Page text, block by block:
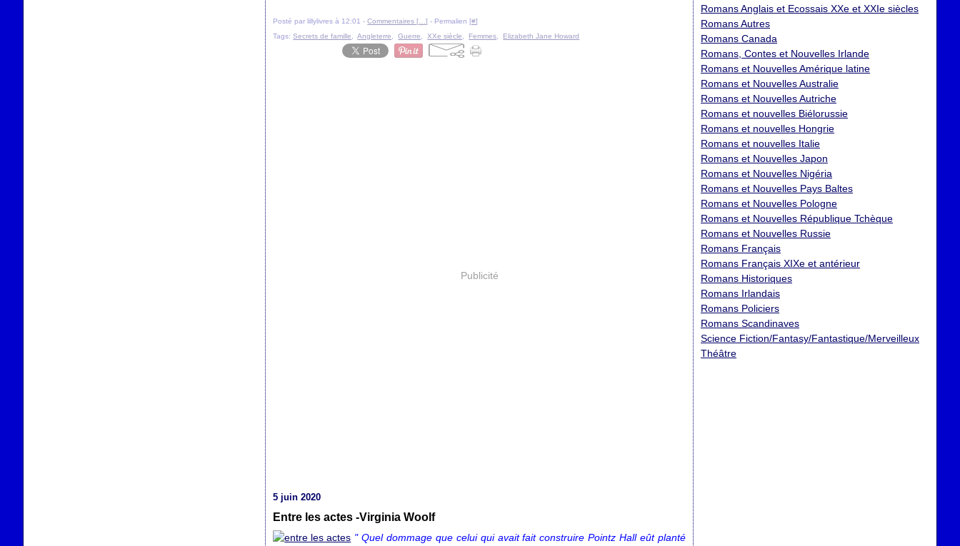
Posté par lillylivres à 12:01 -Commentaires [ …] - Permalien [#]
Tags:Secrets de famille ,Angleterre ,Guerre XXe siècle Femmes Elizabeth Jane Howard
Publicité
5 juin 2020
Entre les actes -Virginia Woolf
" Quel dommage que celui qui avait fait construire Pointz Hall eût planté
Romans Anglais et Ecossais XXe et XXIe siècles
Romans Autres
Romans Canada
Romans, Contes et Nouvelles Irlande
Romans et Nouvelles Amérique latine
Romans et Nouvelles Australie
Romans et Nouvelles Autriche
Romans et nouvelles Biélorussie
Romans et nouvelles Hongrie
Romans et nouvelles Italie
Romans et Nouvelles Japon
Romans et Nouvelles Nigéria
Romans et Nouvelles Pays Baltes
Romans et Nouvelles Pologne
Romans et Nouvelles République Tchèque
Romans et Nouvelles Russie
Romans Français
Romans Français XIXe et antérieur
Romans Historiques
Romans Irlandais
Romans Policiers
Romans Scandinaves
Science Fiction/Fantasy/Fantastique/Merveilleux
Théâtre